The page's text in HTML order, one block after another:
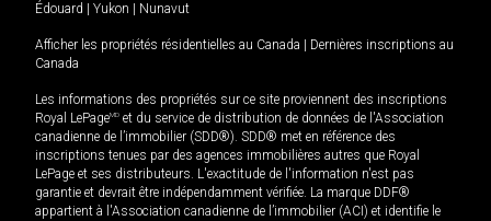
Édouard
Yukon Nunavut
Afficher les propriétés résidentielles au Canada
Dernières inscriptions au
Canada
Les informations des propriétés sur ce site proviennent des inscriptions
Royal LePageMD et du service de distribution de données de l'Association
canadienne de l’immobilier (SDD®). SDD® met en référence des
inscriptions tenues par des agences immobilières autres que Royal
LePage et ses distributeurs. L'exactitude de l'information n'est pas
garantie et devrait être indépendamment vérifiée. La marque DDF®
appartient à l'Association canadienne de l’immobilier (ACI) et identifie le